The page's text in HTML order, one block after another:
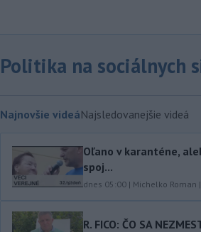
Politika na sociálnych
Najnovšie videáNajsledovanejšie videá
Oľano v karanténe,
spoj...
dnes 05:00 | Michelko Roman |
R. FICO: ČO SA